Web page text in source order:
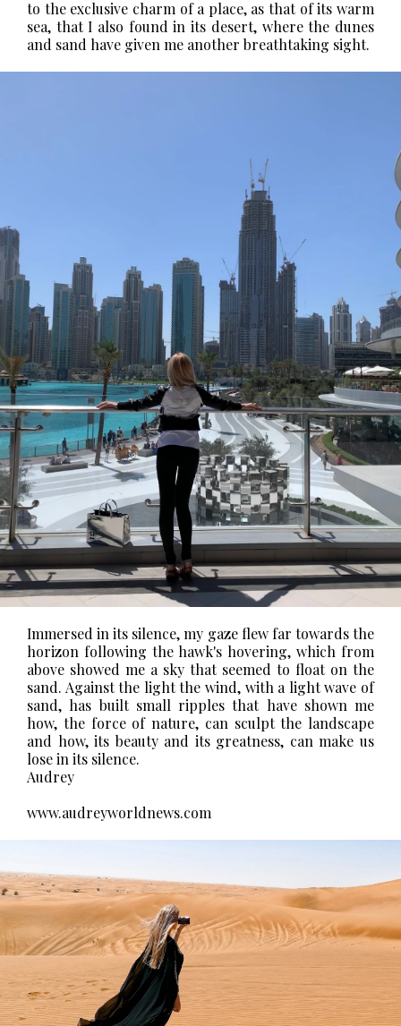
to the exclusive charm of a place, as that of its warm
sea, that I also found in its desert, where the dunes
and sand have given me another breathtaking sight.
Immersed in its silence, my gaze flew far towards the
horizon following the hawk's hovering, which from
above showed me a sky that seemed to float on the
sand. Against the light the wind, with a light wave of
sand, has built small ripples that have shown me
how, the force of nature, can sculpt the landscape
and how, its beauty and its greatness, can make us
lose in its silence.
Audrey
www.audreyworldnews.com